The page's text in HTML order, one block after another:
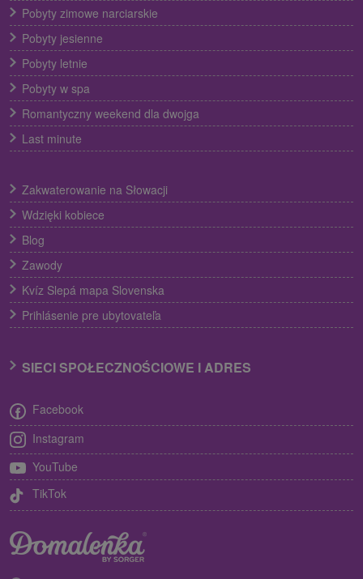
Pobyty zimowe narciarskie
Pobyty jesienne
Pobyty letnie
Pobyty w spa
Romantyczny weekend dla dwojga
Last minute
Zakwaterowanie na Słowacji
Wdzięki kobiece
Blog
Zawody
Kvíz Slepá mapa Slovenska
Prihlásenie pre ubytovateľa
SIECI SPOŁECZNOŚCIOWE I ADRES
Facebook
Instagram
YouTube
TikTok